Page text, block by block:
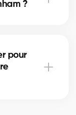
?
à 48 heures
pour